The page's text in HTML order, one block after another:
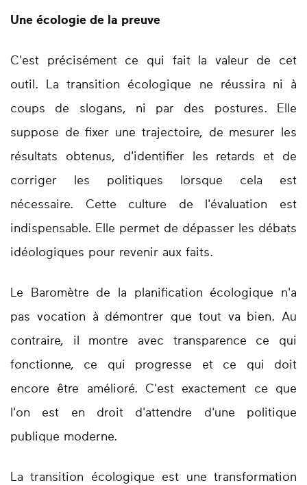
Une écologie de la preuve
C'est précisément ce qui fait la valeur de cet
outil. La transition écologique ne réussira ni à
coups de slogans, ni par des postures. Elle
suppose de fixer une trajectoire, de mesurer les
résultats obtenus, d'identifier les retards et de
corriger les politiques lorsque cela est
nécessaire. Cette culture de l'évaluation est
indispensable. Elle permet de dépasser les débats
idéologiques pour revenir aux faits.
Le Baromètre de la planification écologique n'a
pas vocation à démontrer que tout va bien. Au
contraire, il montre avec transparence ce qui
fonctionne, ce qui progresse et ce qui doit
encore être amélioré. C'est exactement ce que
l'on est en droit d'attendre d'une politique
publique moderne.
La transition écologique est une transformation